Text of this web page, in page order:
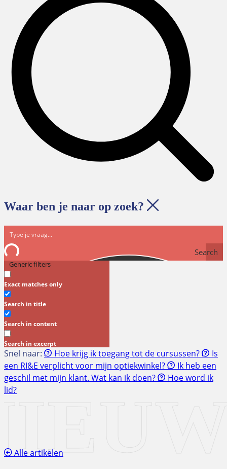
Waar ben je naar op zoek?
Search
Generic filters
Exact matches only
Search in title
Search in content
Search in excerpt
Snel naar: Hoe krijg ik toegang tot de cursussen?
Is
een RI&E verplicht voor mijn optiekwinkel?
Ik heb een
geschil met mijn klant. Wat kan ik doen?
Hoe word ik
lid?
Alle artikelen